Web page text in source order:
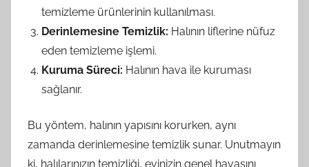
temizleme ürünlerinin kullanılması.
Derinlemesine Temizlik: Halının liflerine nüfuz
eden temizleme işlemi.
Kuruma Süreci: Halının hava ile kuruması
sağlanır.
Bu yöntem, halının yapısını korurken, aynı
zamanda derinlemesine temizlik sunar. Unutmayın
ki, halılarınızın temizliği, evinizin genel havasını